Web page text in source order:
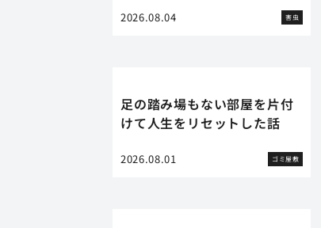
2026.08.04 害虫
足の踏み場もない部屋を片付
けて人生をリセットした話
2026.08.01 ゴミ屋敷